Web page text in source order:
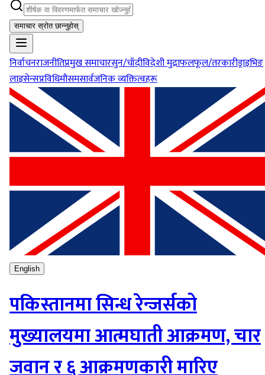
समाचार स्रोत छान्नुहोस्
निर्वाचनराजनीतिप्रमुख समाचारसुन/चाँदीविदेशी मुद्राफलफूल/तरकारीड्राइभिङ
लाइसेन्सप्रविधिमौसमसार्वजनिक व्यक्तित्वहरू
English
पकिस्तानमा सिन्ध रेन्जर्सको
मुख्यालयमा आत्मघाती आक्रमण, चार
जवान र ६ आक्रमणकारी मारिए